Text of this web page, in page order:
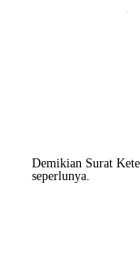
Demikian Surat
seperlunya.